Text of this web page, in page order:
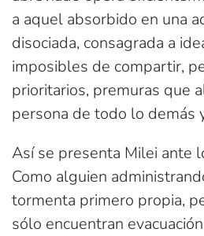
a aquel absorbido en una
disociada, consagrada a
imposibles de compartir,
prioritarios, premuras que
persona de todo lo demás
Así se presenta Milei ante
Como alguien
tormenta primero propia,
sólo encuentran